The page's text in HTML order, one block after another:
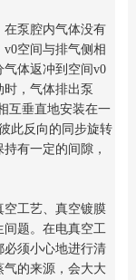
泵腔内气体没有
空间与排气侧相
体返冲到空间v0
，气体排出泵
互垂直地安装在一
此反向的同步旋转
有一定的间隙，
工艺、真空镀膜
题。在电真空工
必须小心地进行清
气的来源，会大大